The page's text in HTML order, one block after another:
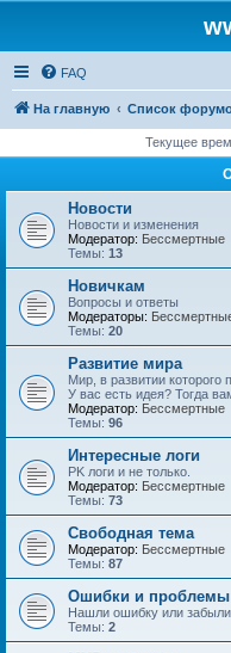
FAQ
На главную Список
Текущее
Новости
Новости и изменения
Модератор: Бессмертные
Темы: 13
Новичкам
Вопросы и ответы
Модераторы:
Темы: 20
Развитие мира
Мир, в развитии которого
У вас есть идея? Тогда
Модератор: Бессмертные
Темы: 96
Интересные логи
PK логи и не только.
Модератор: Бессмертные
Темы: 73
Свободная тема
Модератор: Бессмертные
Темы: 87
Ошибки и проблемы
Нашли ошибку или
Темы: 2